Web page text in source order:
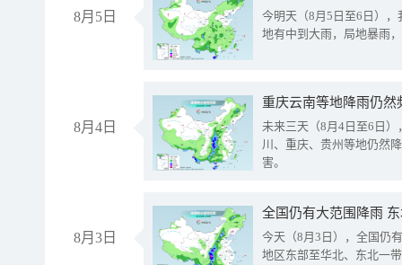
8月5日
今明天（8月5日至6日）
地有中到大雨，局地暴雨
8月4日
重庆云南等地降雨仍然
未来三天（8月4日至6日
川、重庆、贵州等地仍然
害。
8月3日
全国仍有大范围降雨
今天（8月3日），全国仍
地区东部至华北、东北一